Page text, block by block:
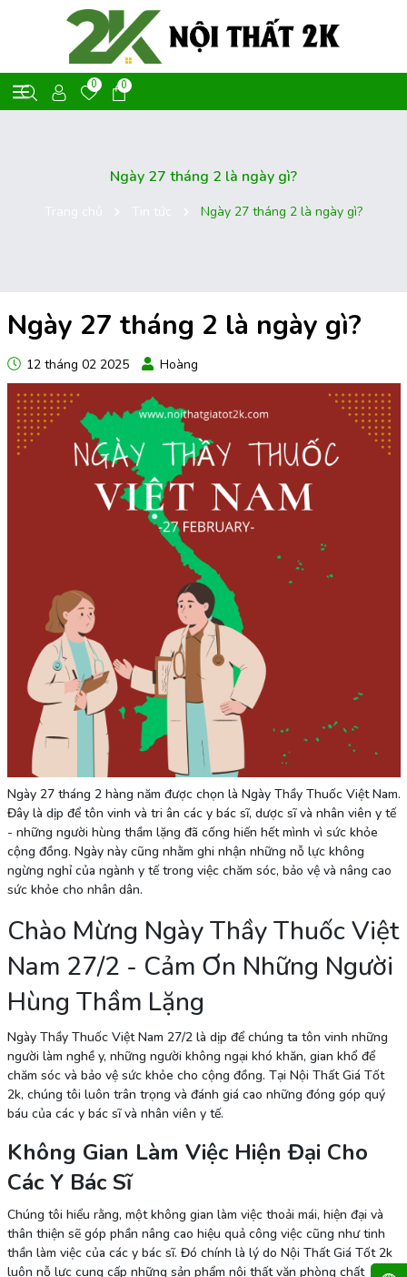
0 0
Ngày 27 tháng 2 là ngày gì?
Ngày 27 tháng 2 là ngày gì?
Ngày 27 tháng 2 là ngày gì?
12 tháng 02 2025 Hoàng
Ngày 27 tháng 2 hàng năm được chọn là Ngày Thầy Thuốc Việt Nam.
Đây là dịp để tôn vinh và tri ân các y bác sĩ, dược sĩ và nhân viên y tế
- những người hùng thầm lặng đã cống hiến hết mình vì sức khỏe
cộng đồng. Ngày này cũng nhằm ghi nhận những nỗ lực không
ngừng nghỉ của ngành y tế trong việc chăm sóc, bảo vệ và nâng cao
sức khỏe cho nhân dân.
Chào Mừng Ngày Thầy Thuốc Việt
Nam 27/2 - Cảm Ơn Những Người
Hùng Thầm Lặng
Ngày Thầy Thuốc Việt Nam 27/2 là dịp để chúng ta tôn vinh những
người làm nghề y, những người không ngại khó khăn, gian khổ để
chăm sóc và bảo vệ sức khỏe cho cộng đồng. Tại Nội Thất Giá Tốt
2k, chúng tôi luôn trân trọng và đánh giá cao những đóng góp quý
báu của các y bác sĩ và nhân viên y tế.
Không Gian Làm Việc Hiện Đại Cho
Các Y Bác Sĩ
Chúng tôi hiểu rằng, một không gian làm việc thoải mái, hiện đại và
thân thiện sẽ góp phần nâng cao hiệu quả công việc cũng như tinh
thần làm việc của các y bác sĩ. Đó chính là lý do Nội Thất Giá Tốt 2k
luôn nỗ lực cung cấp những sản phẩm nội thất văn phòng chất